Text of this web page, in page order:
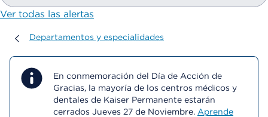
Ver todas las alertas
Departamentos y especialidades
Departamentos y especialidades
En conmemoración del Día de Acción de
Gracias, la mayoría de los centros médicos y
dentales de Kaiser Permanente estarán
cerrados Jueves 27 de Noviembre. Aprende